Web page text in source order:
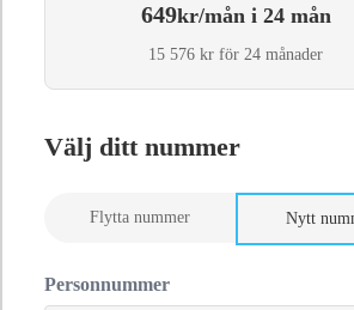
649kr/mån i 24 mån
15 576 kr för 24 månader
Välj ditt nummer
Flytta nummer Nytt
Personnummer